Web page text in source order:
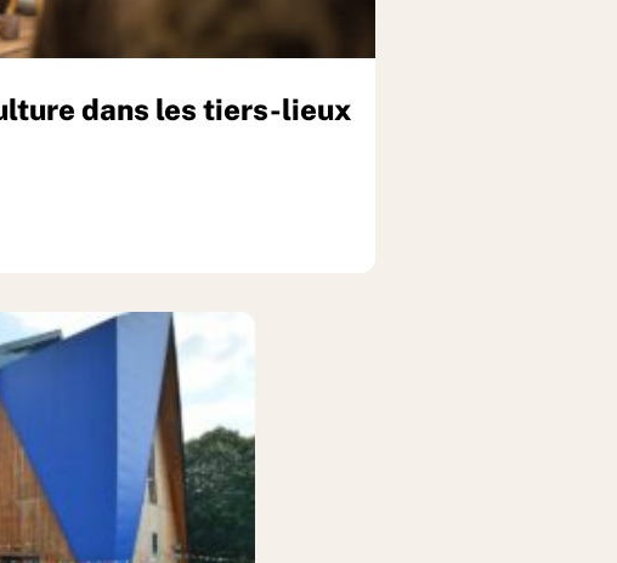
dans les tiers-lieux